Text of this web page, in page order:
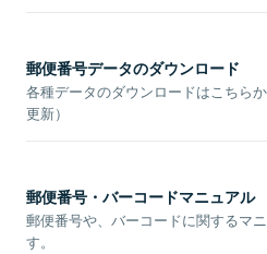
郵便番号データのダウンロード
各種データのダウンロードはこちら
更新）
郵便番号・バーコードマニュアル
郵便番号や、バーコードに関するマ
す。